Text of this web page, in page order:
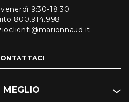
9:30-18:30
800.914.998
MEGLIO